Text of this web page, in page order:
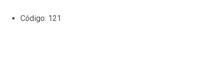
Código: 121